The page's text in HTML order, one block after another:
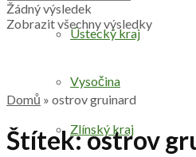
Ústecký kraj
Vysočina
Zlínský kraj
Žádný výsledek
Zobrazit všechny výsledky
Domů » ostrov gruinard
Štítek:ostrov